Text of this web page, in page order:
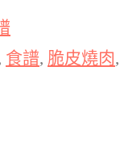
食譜, 脆皮燒肉,